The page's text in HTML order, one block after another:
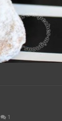
1